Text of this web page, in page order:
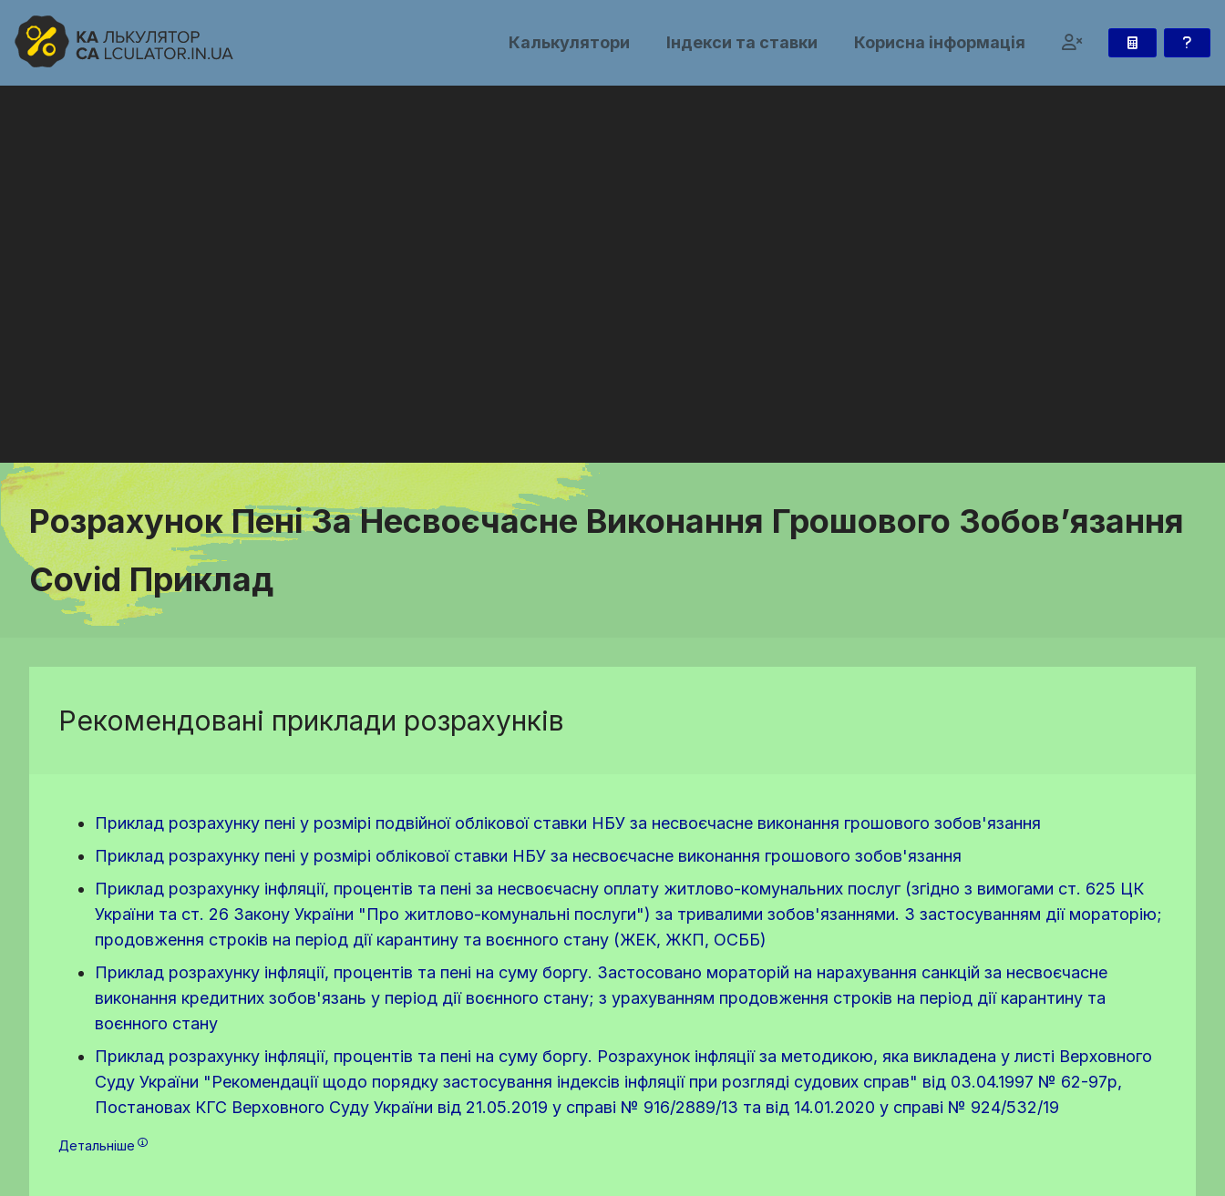
Калькулятори Індекси та ставки Корисна інформація
Розрахунок Пені За Несвоєчасне Виконання Грошового Зобов’язання
Covid Приклад
Рекомендовані приклади розрахунків
Приклад розрахунку пені у розмірі подвійної облікової ставки НБУ за несвоєчасне виконання грошового зобов'язання
Приклад розрахунку пені у розмірі облікової ставки НБУ за несвоєчасне виконання грошового зобов'язання
Приклад розрахунку інфляції, процентів та пені за несвоєчасну оплату житлово-комунальних послуг (згідно з вимогами ст. 625 ЦК
України та ст. 26 Закону України "Про житлово-комунальні послуги") за тривалими зобов'язаннями. З застосуванням дії мораторію;
продовження строків на період дії карантину та воєнного стану (ЖЕК, ЖКП, ОСББ)
Приклад розрахунку інфляції, процентів та пені на суму боргу. Застосовано мораторій на нарахування санкцій за несвоєчасне
виконання кредитних зобов'язань у період дії воєнного стану; з урахуванням продовження строків на період дії карантину та
воєнного стану
Приклад розрахунку інфляції, процентів та пені на суму боргу. Розрахунок інфляції за методикою, яка викладена у листі Верховного
Суду України "Рекомендації щодо порядку застосування індексів інфляції при розгляді судових справ" від 03.04.1997 № 62-97р,
Постановах КГС Верховного Суду України від 21.05.2019 у справі № 916/2889/13 та від 14.01.2020 у справі № 924/532/19
Детальніше